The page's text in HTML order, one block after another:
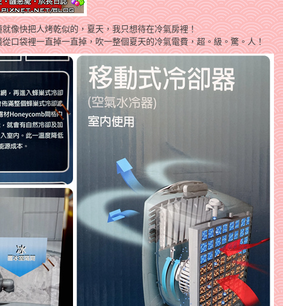
像快把人烤乾似的，夏天，我只想待在冷氣房裡！
口袋裡一直掉一直掉，吹一整個夏天的冷氣電費，超。級。驚。人！